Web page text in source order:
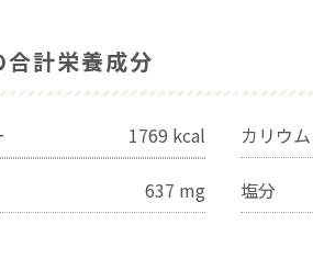
合計栄養成分
1769 kcal カリウム
637 mg 塩分